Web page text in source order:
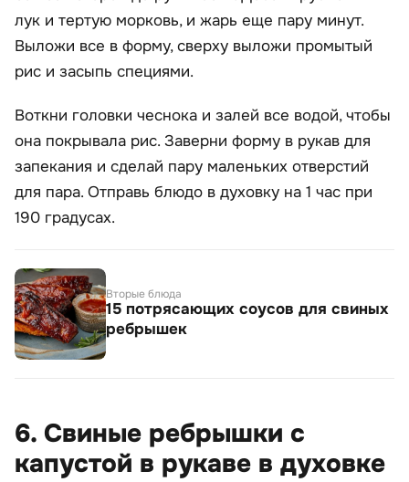
лук и тертую морковь, и жарь еще пару минут.
Выложи все в форму, сверху выложи промытый
рис и засыпь специями.
Воткни головки чеснока и залей все водой, чтобы
она покрывала рис. Заверни форму в рукав для
запекания и сделай пару маленьких отверстий
для пара. Отправь блюдо в духовку на 1 час при
190 градусах.
Вторые блюда
15 потрясающих соусов для свиных
ребрышек
6. Свиные ребрышки с
капустой в рукаве в духовке